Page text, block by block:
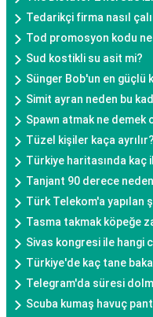
Tedarikçi firma nasıl
Tod promosyon kodu
Sud kostikli su asit mi?
Sünger Bob'un en güçlü
Simit ayran neden bu
Spawn atmak ne demek
Tüzel kişiler kaça ayrılır?
Türkiye haritasında kaç
Tanjant 90 derece neden
Türk Telekom'a yapılan
Tasma takmak köpeğe
Sivas kongresi ile hangi
Türkiye'de kaç tane
Telegram'da süresi
Scuba kumaş havuç